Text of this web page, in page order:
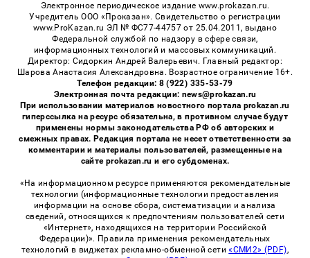
Электронное периодическое издание www.prokazan.ru.
Учредитель ООО «Проказан». Cвидетельство о регистрации
www.ProKazan.ru ЭЛ № ФС77-44757 от 25.04.2011, выдано
Федеральной службой по надзору в сфере связи,
информационных технологий и массовых коммуникаций.
Директор: Сидоркин Андрей Валерьевич. Главный редактор:
Шарова Анастасия Александровна. Возрастное ограничение 16+.
Телефон редакции: 8 (922) 335-53-79
Электронная почта редакции: news@prokazan.ru
При использовании материалов новостного портала prokazan.ru
гиперссылка на ресурс обязательна, в противном случае будут
применены нормы законодательства РФ об авторских и
смежных правах. Редакция портала не несет ответственности за
комментарии и материалы пользователей, размещенные на
сайте prokazan.ru и его субдоменах.
«На информационном ресурсе применяются рекомендательные
технологии (информационные технологии предоставления
информации на основе сбора, систематизации и анализа
сведений, относящихся к предпочтениям пользователей сети
«Интернет», находящихся на территории Российской
Федерации)». Правила применения рекомендательных
технологий в виджетах рекламно-обменной сети«СМИ2» (PDF),